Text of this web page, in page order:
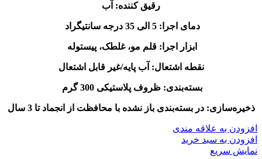
رقیق کننده: آب
دمای اجرا: 5 الی 35 درجه سانتیگراد
ابزار اجرا: قلم مو، غلطک، پیستوله
نقطه اشتعال: آب پایه/غیر قابل اشتعال
بسته‌بندی: ظروف پلاستیکی 300 گرم
ذخیره‌سازی: در بسته‌بندی باز نشده با محافظت از انجماد تا 3 سال
افزودن به علاقه مندی
افزودن به سبد خرید
نمایش سریع